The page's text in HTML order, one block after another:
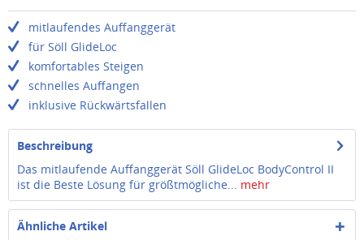
mitlaufendes Auffanggerät
für Söll GlideLoc
komfortables Steigen
schnelles Auffangen
inklusive Rückwärtsfallen
Beschreibung
Das mitlaufende Auffanggerät Söll GlideLoc BodyControl II
ist die Beste Lösung für größtmögliche... mehr
Ähnliche Artikel